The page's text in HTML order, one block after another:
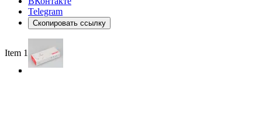
Telegram
Скопировать ссылку
Item 1 of 3